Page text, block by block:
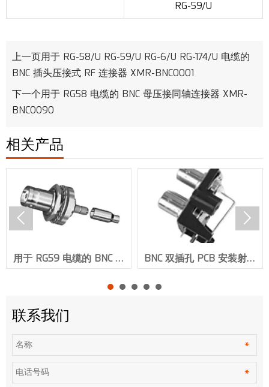
RG-59/U
上一页用于 RG-58/U RG-59/U RG-6/U RG-174/U 电缆的
BNC 插头压接式 RF 连接器 XMR-BNC0001
下一个用于 RG58 电缆的 BNC 母压接同轴连接器 XMR-
BNC0090
相关产品
用于 RG59 电缆的 BNC 隔
板压接插孔 RF 连接器
BNC 双插孔 PCB 安装射频
连接器 XMR-BNC0123
 
联系我们